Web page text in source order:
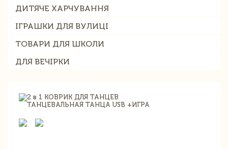
ДИТЯЧЕ ХАРЧУВАННЯ
ІГРАШКИ ДЛЯ ВУЛИЦІ
ТОВАРИ ДЛЯ ШКОЛИ
ДЛЯ ВЕЧІРКИ